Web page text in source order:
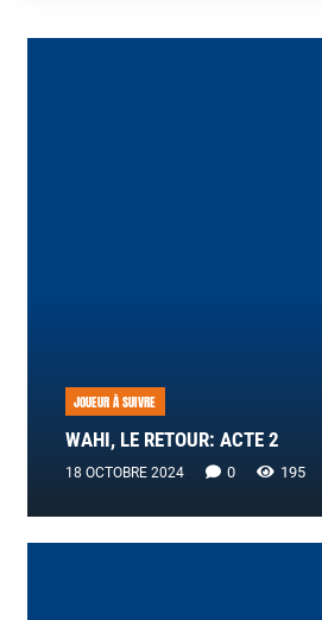
JOUEUR À SUIVRE
WAHI, LE RETOUR: ACTE 2
18 OCTOBRE 2024 0 195